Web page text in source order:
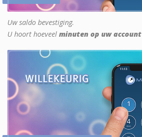
Uw saldo bevestiging.
U hoort hoeveel minuten op uw account